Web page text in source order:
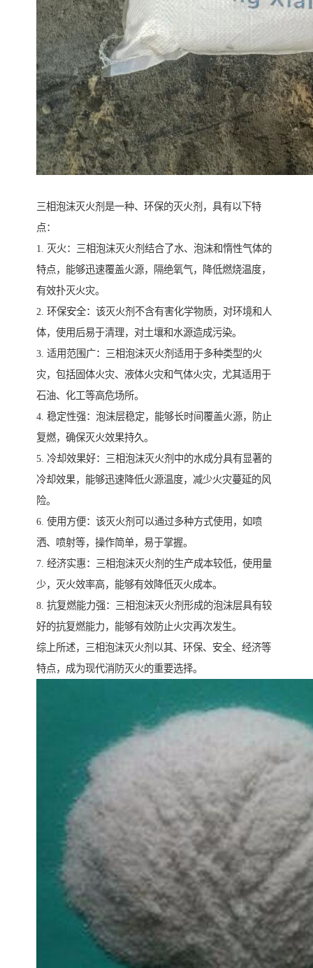
三相泡沫灭火剂是一种、环保的灭火剂，具有以下特
点：
1. 灭火：三相泡沫灭火剂结合了水、泡沫和惰性气体的
特点，能够迅速覆盖火源，隔绝氧气，降低燃烧温度，
有效扑灭火灾。
2. 环保安全：该灭火剂不含有害化学物质，对环境和人
体，使用后易于清理，对土壤和水源造成污染。
3. 适用范围广：三相泡沫灭火剂适用于多种类型的火
灾，包括固体火灾、液体火灾和气体火灾，尤其适用于
石油、化工等高危场所。
4. 稳定性强：泡沫层稳定，能够长时间覆盖火源，防止
复燃，确保灭火效果持久。
5. 冷却效果好：三相泡沫灭火剂中的水成分具有显著的
冷却效果，能够迅速降低火源温度，减少火灾蔓延的风
险。
6. 使用方便：该灭火剂可以通过多种方式使用，如喷
洒、喷射等，操作简单，易于掌握。
7. 经济实惠：三相泡沫灭火剂的生产成本较低，使用量
少，灭火效率高，能够有效降低灭火成本。
8. 抗复燃能力强：三相泡沫灭火剂形成的泡沫层具有较
好的抗复燃能力，能够有效防止火灾再次发生。
综上所述，三相泡沫灭火剂以其、环保、安全、经济等
特点，成为现代消防灭火的重要选择。